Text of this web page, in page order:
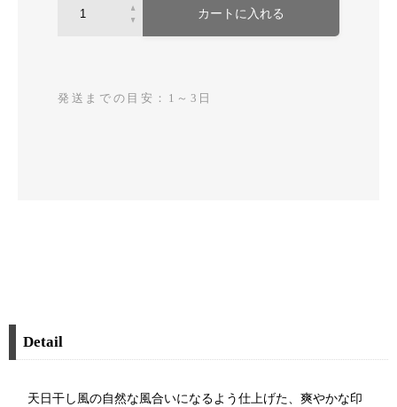
カートに入れる
発送までの目安：1～3日
Detail
天日干し風の自然な風合いになるよう仕上げた、爽やかな印